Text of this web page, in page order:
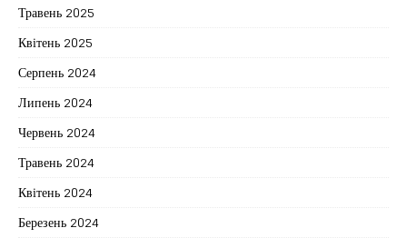
Травень 2025
Квітень 2025
Серпень 2024
Липень 2024
Червень 2024
Травень 2024
Квітень 2024
Березень 2024